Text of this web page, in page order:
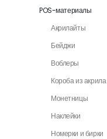
POS-материалы
Акрилайты
Бейджи
Воблеры
Короба из акрила
Монетницы
Наклейки
Номерки и бирки